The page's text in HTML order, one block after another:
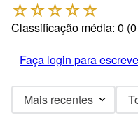
☆☆☆☆☆
Classificação média: 0
Faça login para
Mais recentes